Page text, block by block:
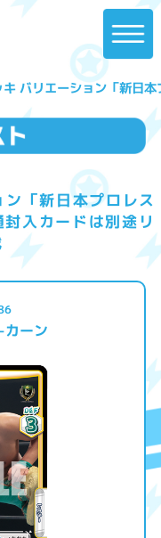
バリエーション「新日
「新日本プロレス
入カードは別途リ
ーン